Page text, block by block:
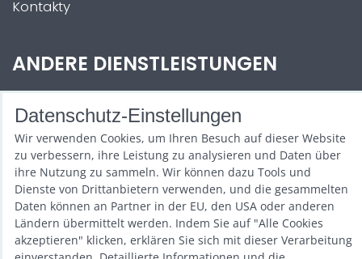
Kontakty
ANDERE DIENSTLEISTUNGEN
Zábava na Vaši akci
Půjčovna
Promotéři
Kurzy a setkání
Velkoobchod
Datenschutz-Einstellungen
Wir verwenden Cookies, um Ihren Besuch auf dieser Website
zu verbessern, ihre Leistung zu analysieren und Daten über
ihre Nutzung zu sammeln. Wir können dazu Tools und
Dienste von Drittanbietern verwenden, und die gesammelten
Daten können an Partner in der EU, den USA oder anderen
Ländern übermittelt werden. Indem Sie auf "Alle Cookies
akzeptieren" klicken, erklären Sie sich mit dieser Verarbeitung